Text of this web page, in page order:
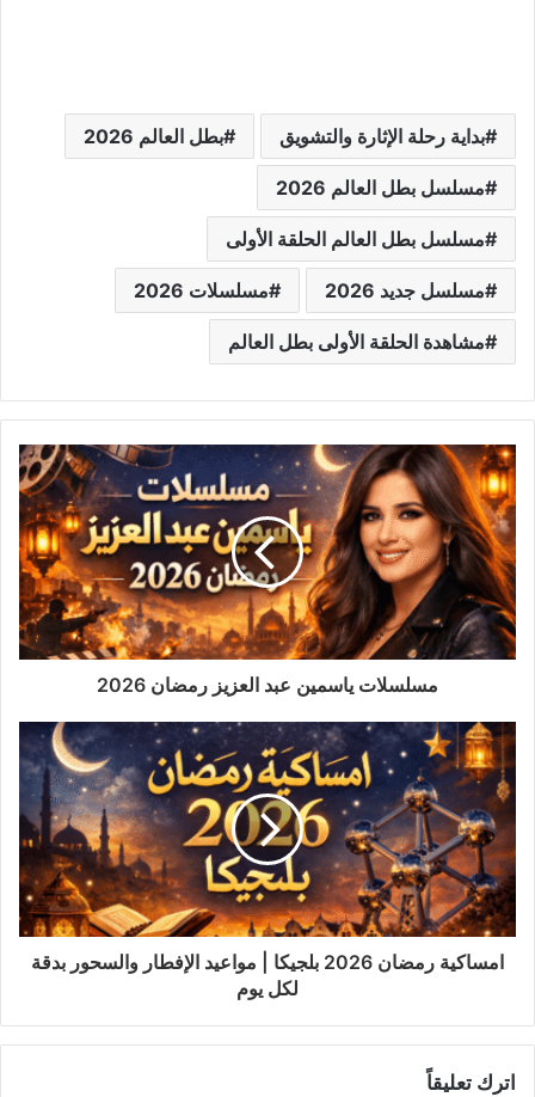
بداية رحلة الإثارة والتشويق بطل العالم 2026
مسلسل بطل العالم 2026
مسلسل بطل العالم الحلقة الأولى
مسلسل جديد 2026 مسلسلات 2026
مشاهدة الحلقة الأولى بطل العالم
مسلسلات ياسمين عبد العزيز رمضان 2026
امساكية رمضان 2026 بلجيكا | مواعيد الإفطار والسحور بدقة
لكل يوم
اترك تعليقاً